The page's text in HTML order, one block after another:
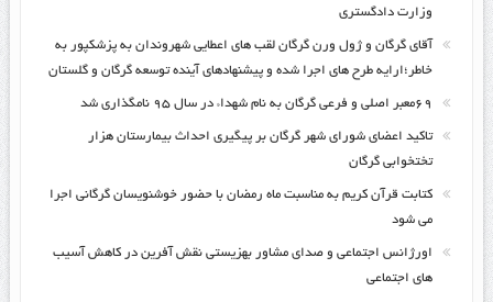
وزارت دادگستری
آقای گرگان و ژول ورن گرگان لقب های اعطایی شهروندان به پزشکپور به
خاطر؛ارایه طرح های اجرا شده و پیشنهادهای آینده توسعه گرگان و گلستان
۶۹معبر اصلی و فرعی گرگان به نام شهداء در سال ۹۵ نامگذاری شد
تاکید اعضای شورای شهر گرگان بر پیگیری احداث بیمارستان هزار
تختخوابی گرگان
کتابت قرآن کریم به مناسبت ماه رمضان با حضور خوشنویسان گرگانی اجرا
می شود
اورژانس اجتماعی و صدای مشاور بهزیستی نقش آفرین در کاهش آسیب
های اجتماعی